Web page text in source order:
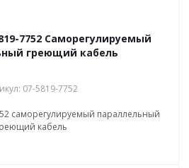
7752 Саморегулируемый
греющий кабель
07-5819-7752
саморегулируемый параллельный
кабель